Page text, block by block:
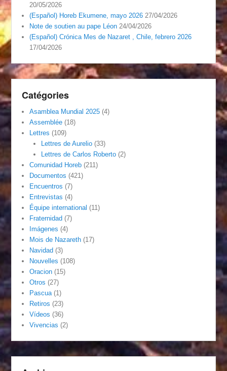
20/05/2026
(Español) Horeb Ekumene, mayo 2026 27/04/2026
Note de soutien au pape Léon 24/04/2026
(Español) Crónica Mes de Nazaret , Chile, febrero 2026
17/04/2026
Catégories
Asamblea Mundial 2025 (4)
Assemblée (18)
Lettres (109)
Lettres de Aurelio(33)
Lettres de Carlos Roberto(2)
Comunidad Horeb (211)
Documentos (421)
Encuentros (7)
Entrevistas (4)
Équipe international (11)
Fraternidad (7)
Imágenes (4)
Mois de Nazareth (17)
Navidad (3)
Nouvelles (108)
Oracion (15)
Otros (27)
Pascua (1)
Retiros (23)
Vídeos (36)
Vivencias (2)